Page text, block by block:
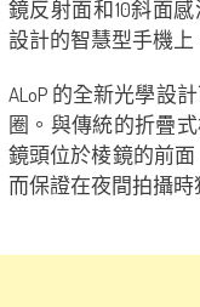
鏡反射面和10斜面
設計的智慧型手機上
ALoP 的全新光學設
圈。與傳統的折疊
鏡頭位於棱鏡的前面
而保證在夜間拍攝時